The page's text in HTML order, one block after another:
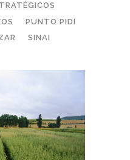
PUNTO PIDI
SINAI